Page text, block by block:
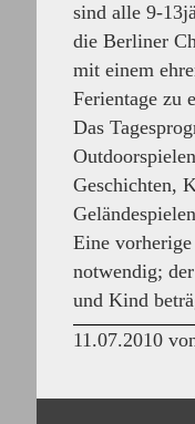
sind alle 9-
die Berliner
mit einem
Ferientage zu
Das
Geschichten,
Eine
notwendig;
und Kind
11.07.2010